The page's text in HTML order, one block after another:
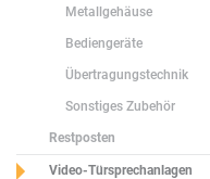
Metallgehäuse
Bediengeräte
Übertragungstechnik
Sonstiges Zubehör
Restposten
Video-Türsprechanlagen